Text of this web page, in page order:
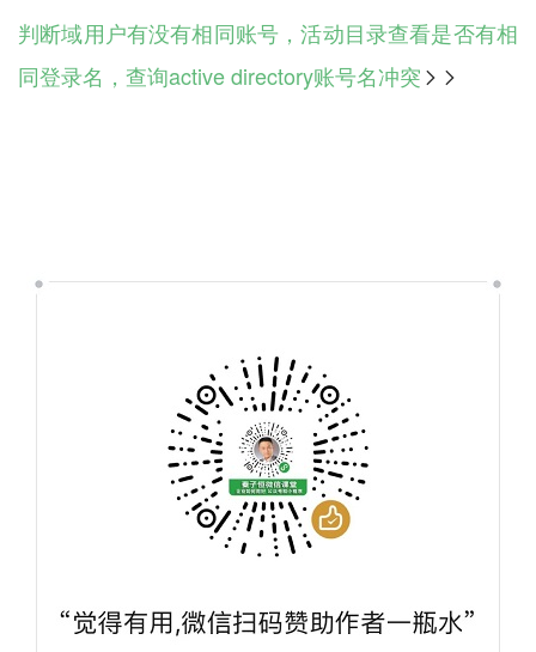
判断域用户有没有相同账号，活动目录查看是否有相
同登录名，查询active directory账号名冲突 